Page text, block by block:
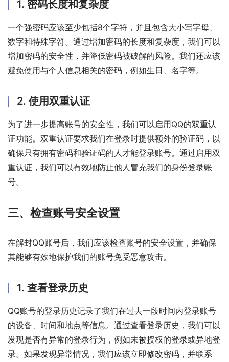
1. 密码长度和复杂度
一个强密码应该至少包括8个字符，并且包含大小写字母、
数字和特殊字符。通过增加密码的长度和复杂度，我们可以
增加密码的安全性，并降低密码被破解的风险。我们还应该
避免使用与个人信息相关的密码，例如生日、名字等。
2. 使用双重认证
为了进一步提高账号的安全性，我们可以启用QQ的双重认
证功能。双重认证要求我们在登录时提供额外的验证码，以
确保只有拥有密码和验证码的人才能登录账号。通过启用双
重认证，我们可以有效地防止他人冒充我们的身份登录账
号。
三、检查账号安全设置
在解封QQ账号后，我们应该检查账号的安全设置，并确保
其能够有效地保护我们的账号免受恶意攻击。
1. 查看登录历史
QQ账号的登录历史记录了我们在过去一段时间内登录账号
的设备、时间和地点等信息。通过查看登录历史，我们可以
发现是否有异常的登录行为，例如未被授权的登录或异地登
录。如果发现异常情况，我们应该立即修改密码，并联系